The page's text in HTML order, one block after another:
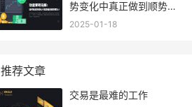
势变化中真正做到顺势而
为？
2025-01-18
推荐文章
​交易是最难的工作